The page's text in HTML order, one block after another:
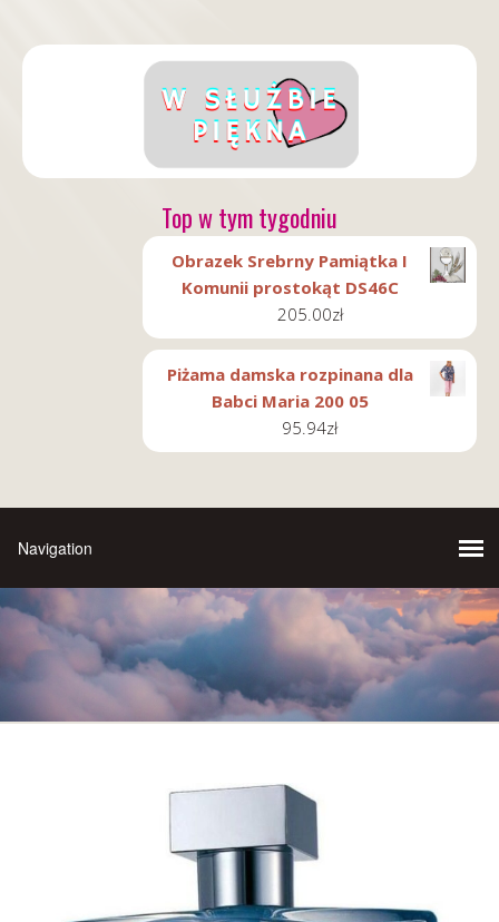
Top w tym tygodniu
Obrazek Srebrny Pamiątka I
Komunii prostokąt DS46C
205.00zł
Piżama damska rozpinana dla
Babci Maria 200 05
95.94zł